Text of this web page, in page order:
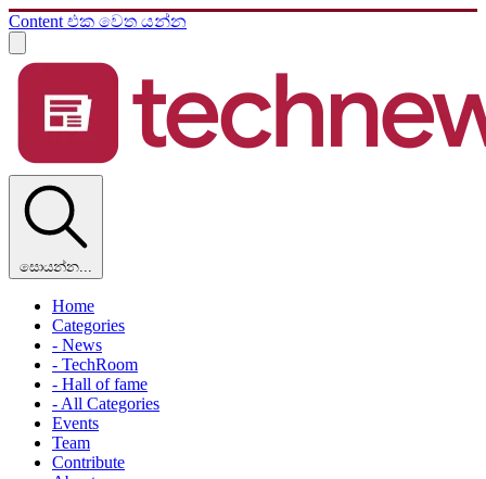
Content එක වෙත යන්න
සොයන්න...
Home
Categories
- News
- TechRoom
- Hall of fame
- All Categories
Events
Team
Contribute